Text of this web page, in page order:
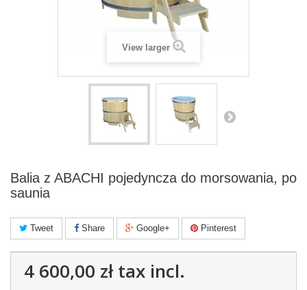
View larger
Balia z ABACHI pojedyncza do morsowania, po
saunia
Tweet Share Google+ Pinterest
4 600,00 złtax incl.